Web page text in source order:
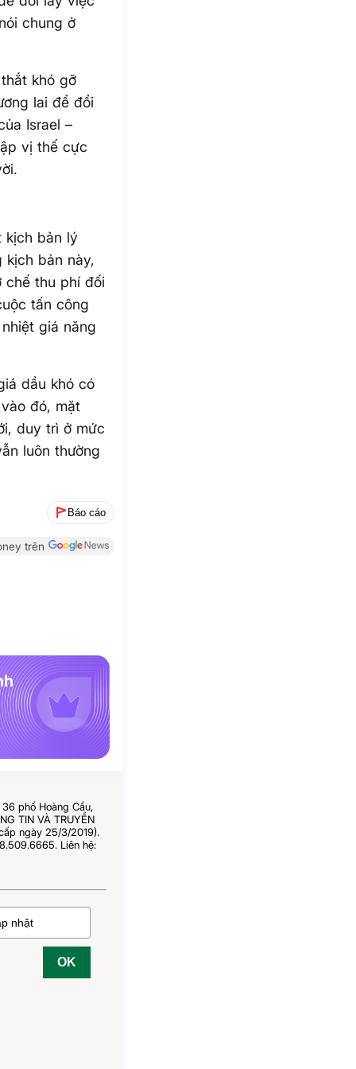
chung ở
khó gỡ
lai để đổi
Israel –
vị thế cực
kịch bản lý
kịch bản này,
chế thu phí đối
tấn công
giá năng
dầu khó có
đó, mặt
duy trì ở mức
luôn thường
Báo cáo
trên
phố Hoàng Cầu,
TIN VÀ TRUYỀN
ngày 25/3/2019).
Liên hệ:
OK